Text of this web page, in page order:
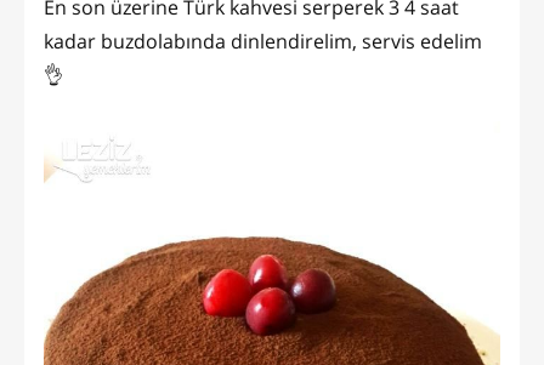
En son üzerine Türk kahvesi serperek 3 4 saat
kadar buzdolabında dinlendirelim, servis edelim
👌